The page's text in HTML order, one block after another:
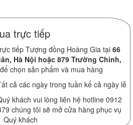
trực tiếp
tiếp Tượng đồng Hoàng Gia tại 66
Hà Nội hoặc 879 Trường Chinh,
để chọn sản phẩm và mua hàng
cả các ngày trong tuần kể cả ngày lễ
khách vui lòng liên hệ hotline 0912
chúng tôi sẽ mở cửa hàng phục vụ
Quý khách